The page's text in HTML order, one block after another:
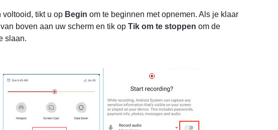
tikt u op Begin om te beginnen met opnemen. Als je klaar
van boven aan uw scherm en tik op Tik om te stoppen om de
slaan.